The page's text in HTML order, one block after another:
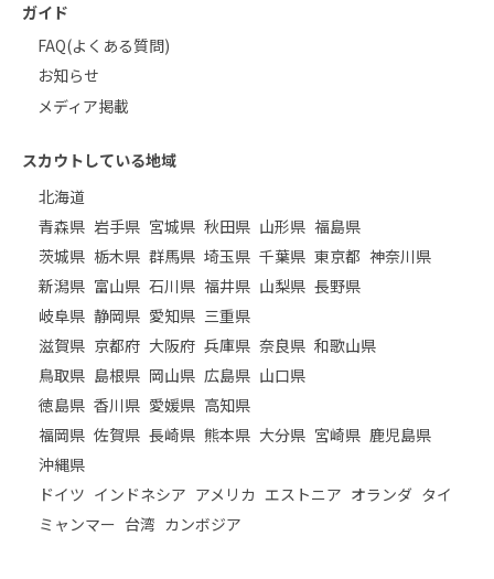
ガイド
FAQ(よくある質問)
お知らせ
メディア掲載
スカウトしている地域
北海道
青森県 岩手県 宮城県 秋田県 山形県 福島県
茨城県 栃木県 群馬県 埼玉県 千葉県 東京都 神奈川県
新潟県 富山県 石川県 福井県 山梨県 長野県
岐阜県 静岡県 愛知県 三重県
滋賀県 京都府 大阪府 兵庫県 奈良県 和歌山県
鳥取県 島根県 岡山県 広島県 山口県
徳島県 香川県 愛媛県 高知県
福岡県 佐賀県 長崎県 熊本県 大分県 宮崎県 鹿児島県
沖縄県
ドイツ インドネシア アメリカ エストニア オランダ タイ
ミャンマー 台湾 カンボジア